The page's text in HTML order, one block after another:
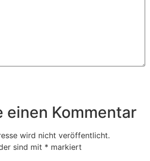
einen Kommentar
wird nicht veröffentlicht.
sind mit * markiert